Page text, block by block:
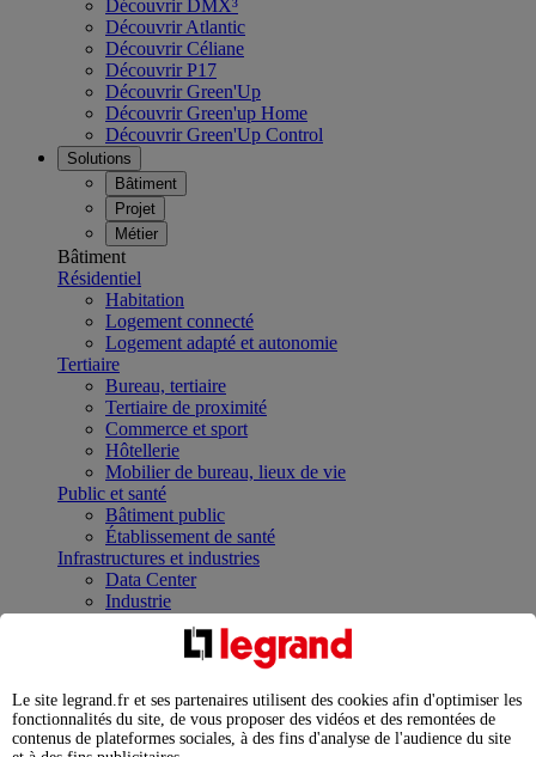
Découvrir DMX³
Découvrir Atlantic
Découvrir Céliane
Découvrir P17
Découvrir Green'Up
Découvrir Green'up Home
Découvrir Green'Up Control
Solutions
Bâtiment
Projet
Métier
Bâtiment
Résidentiel
Habitation
Logement connecté
Logement adapté et autonomie
Tertiaire
Bureau, tertiaire
Tertiaire de proximité
Commerce et sport
Hôtellerie
Mobilier de bureau, lieux de vie
Public et santé
Bâtiment public
Établissement de santé
Infrastructures et industries
Data Center
Industrie
Infrastructures
Contrôler et planifier le fonctionnement des appareils
Répartir et optimiser son tableau électrique
Legrand Data Center Solutions : concentrer les
expertises au service de vos performances
Le site legrand.fr et ses partenaires utilisent des cookies afin d'optimiser les
fonctionnalités du site, de vous proposer des vidéos et des remontées de
contenus de plateformes sociales, à des fins d'analyse de l'audience du site